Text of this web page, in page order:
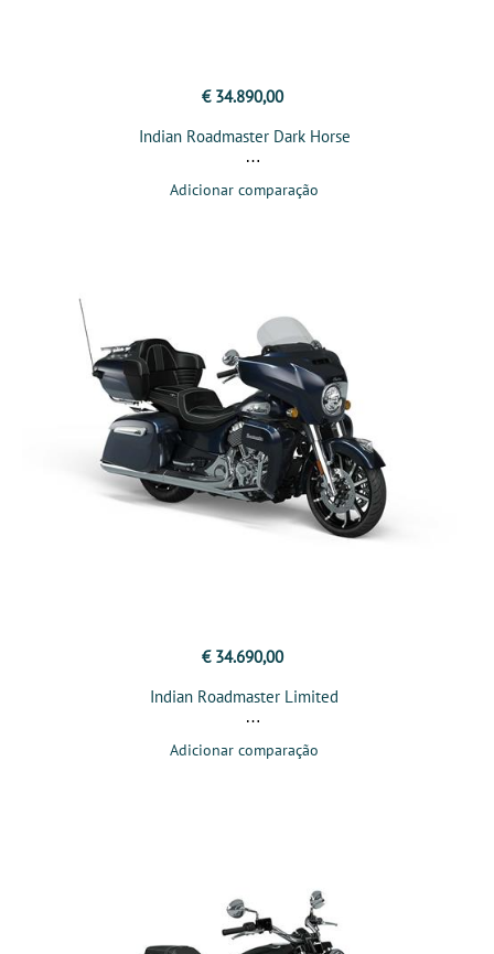
€ 34.890,00
Indian Roadmaster Dark Horse
Adicionar comparação
€ 34.690,00
Indian Roadmaster Limited
Adicionar comparação